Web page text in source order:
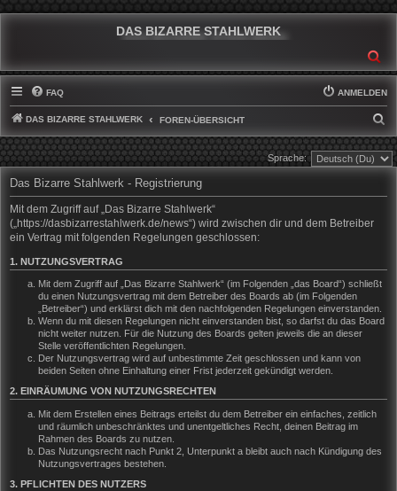
DAS BIZARRE STAHLWERK
FAQ ANMELDEN
DAS BIZARRE STAHLWERK FOREN-ÜBERSICHT
U
C
Sprache:
Das Bizarre Stahlwerk - Registrierung
Mit dem Zugriff auf „Das Bizarre Stahlwerk“
(„https://dasbizarrestahlwerk.de/news“) wird zwischen dir und dem Betreiber
ein Vertrag mit folgenden Regelungen geschlossen:
1. NUTZUNGSVERTRAG
Mit dem Zugriff auf „Das Bizarre Stahlwerk“ (im Folgenden „das Board“) schließt
du einen Nutzungsvertrag mit dem Betreiber des Boards ab (im Folgenden
„Betreiber“) und erklärst dich mit den nachfolgenden Regelungen einverstanden.
Wenn du mit diesen Regelungen nicht einverstanden bist, so darfst du das Board
nicht weiter nutzen. Für die Nutzung des Boards gelten jeweils die an dieser
Stelle veröffentlichten Regelungen.
Der Nutzungsvertrag wird auf unbestimmte Zeit geschlossen und kann von
beiden Seiten ohne Einhaltung einer Frist jederzeit gekündigt werden.
2. EINRÄUMUNG VON NUTZUNGSRECHTEN
Mit dem Erstellen eines Beitrags erteilst du dem Betreiber ein einfaches, zeitlich
und räumlich unbeschränktes und unentgeltliches Recht, deinen Beitrag im
Rahmen des Boards zu nutzen.
Das Nutzungsrecht nach Punkt 2, Unterpunkt a bleibt auch nach Kündigung des
Nutzungsvertrages bestehen.
3. PFLICHTEN DES NUTZERS